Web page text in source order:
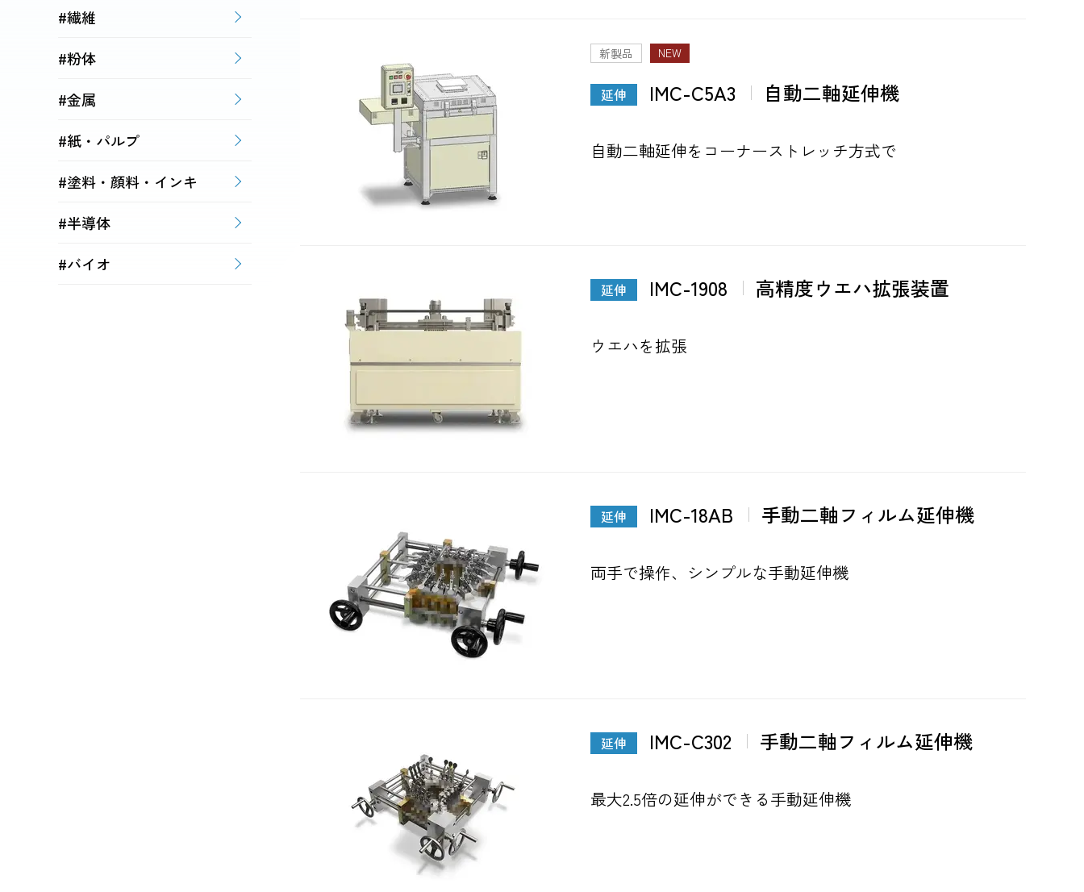
新製品 NEW
延伸 IMC-C5A3 自動二軸延伸機
自動二軸延伸をコーナーストレッチ方式で
延伸 IMC-1908 高精度ウエハ拡張装置
ウエハを拡張
延伸 IMC-18AB 手動二軸フィルム延伸機
両手で操作、シンプルな手動延伸機
延伸 IMC-C302 手動二軸フィルム延伸機
最大2.5倍の延伸ができる手動延伸機
#繊維
#粉体
#金属
#紙・パルプ
#塗料・顔料・インキ
#半導体
#バイオ